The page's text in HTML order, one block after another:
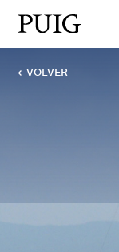
← VOLVER